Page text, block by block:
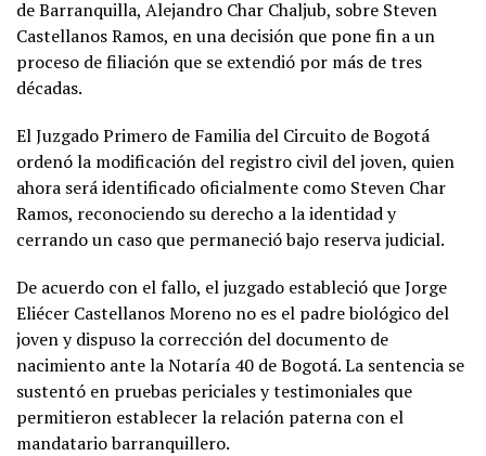
de Barranquilla, Alejandro Char Chaljub, sobre Steven
Castellanos Ramos, en una decisión que pone fin a un
proceso de filiación que se extendió por más de tres
décadas.
El Juzgado Primero de Familia del Circuito de Bogotá
ordenó la modificación del registro civil del joven, quien
ahora será identificado oficialmente como Steven Char
Ramos, reconociendo su derecho a la identidad y
cerrando un caso que permaneció bajo reserva judicial.
De acuerdo con el fallo, el juzgado estableció que Jorge
Eliécer Castellanos Moreno no es el padre biológico del
joven y dispuso la corrección del documento de
nacimiento ante la Notaría 40 de Bogotá. La sentencia se
sustentó en pruebas periciales y testimoniales que
permitieron establecer la relación paterna con el
mandatario barranquillero.